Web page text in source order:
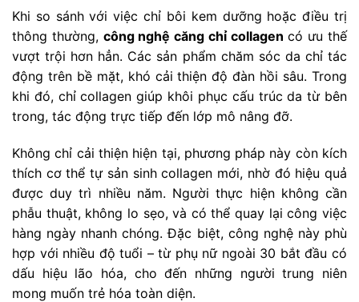
Khi so sánh với việc chỉ bôi kem dưỡng hoặc điều trị
thông thường, công nghệ căng chỉ collagen có ưu thế
vượt trội hơn hẳn. Các sản phẩm chăm sóc da chỉ tác
động trên bề mặt, khó cải thiện độ đàn hồi sâu. Trong
khi đó, chỉ collagen giúp khôi phục cấu trúc da từ bên
trong, tác động trực tiếp đến lớp mô nâng đỡ.
Không chỉ cải thiện hiện tại, phương pháp này còn kích
thích cơ thể tự sản sinh collagen mới, nhờ đó hiệu quả
được duy trì nhiều năm. Người thực hiện không cần
phẫu thuật, không lo sẹo, và có thể quay lại công việc
hàng ngày nhanh chóng. Đặc biệt, công nghệ này phù
hợp với nhiều độ tuổi – từ phụ nữ ngoài 30 bắt đầu có
dấu hiệu lão hóa, cho đến những người trung niên
mong muốn trẻ hóa toàn diện.